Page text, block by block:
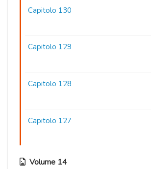
Capitolo 130
Capitolo 129
Capitolo 128
Capitolo 127
Volume 14